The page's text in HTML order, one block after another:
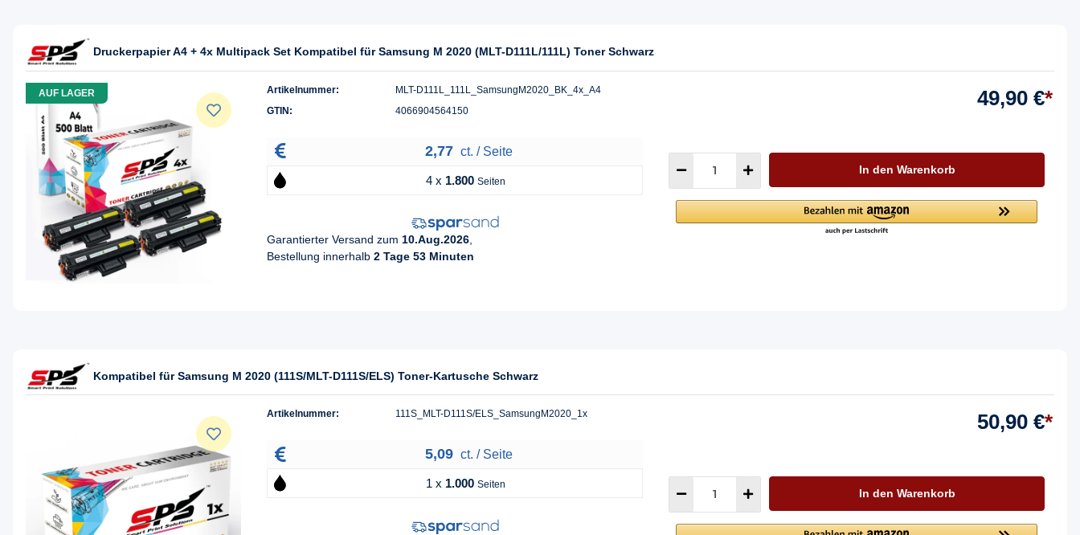
Druckerpapier A4 + 4x Multipack Set Kompatibel für Samsung M 2020 (MLT-D111L/111L) Toner Schwarz
AUF LAGER Artikelnummer:
MLT-D111L_111L_SamsungM2020_BK_4x_A4
GTIN:
4066904564150
2,77 ct. / Seite
4 x 1.800 Seiten
Garantierter Versand zum 10.Aug.2026
Bestellung innerhalb 2 Tage 53 Minuten
49,90 €*
In den Warenkorb
Kompatibel für Samsung M 2020 (111S/MLT-D111S/ELS) Toner-Kartusche Schwarz
Artikelnummer: 111S_MLT-D111S/ELS_SamsungM2020_1x
5,09 ct. / Seite
1 x 1.000 Seiten
50,90 €*
In den Warenkorb